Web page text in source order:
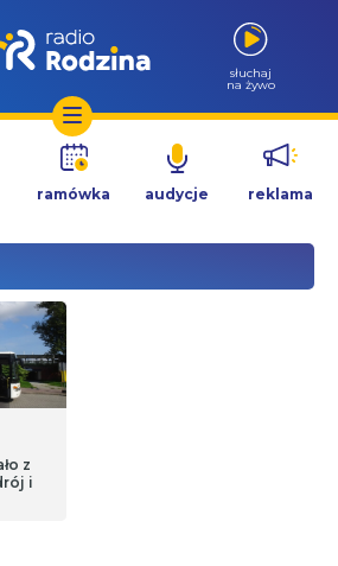
słuchaj
na żywo
ramówka audycje reklama
z
i